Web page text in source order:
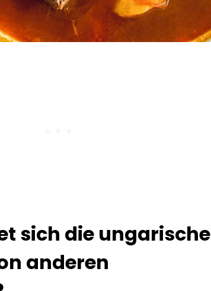
sich die ungarische
anderen